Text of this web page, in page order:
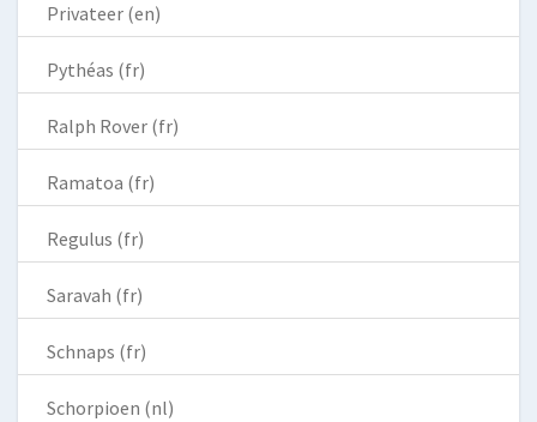
Privateer (en)
Pythéas (fr)
Ralph Rover (fr)
Ramatoa (fr)
Regulus (fr)
Saravah (fr)
Schnaps (fr)
Schorpioen (nl)